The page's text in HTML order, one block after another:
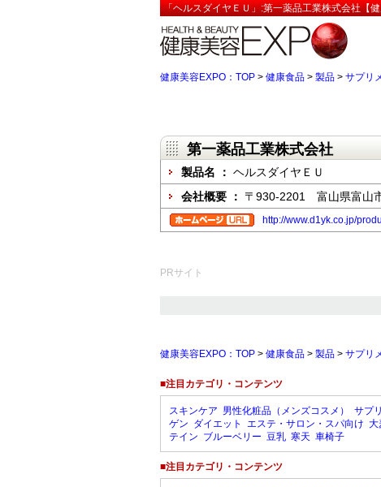
「ヘルスダイヤＥＵ」:第一薬品工業株式会社【
健康美容EXPO：TOP > 健康食品 > 製品 > サプリ
第一薬品工業株式会社
製品名 ： ヘルスダイヤＥＵ
会社概要 ： 〒930-2201 富山県富山
http://www.d1yk.co.jp/
PRサイト
健康美容EXPO：TOP > 健康食品 > 製品 > サプリ
■注目カテゴリ・コンテンツ
スキンケア 男性化粧品（メンズコスメ） サプ
ゲン ダイエット エステ・サロン・スパ向け 大
テイン ブルーベリー 豆乳 寒天 車椅子
■注目カテゴリ・コンテンツ